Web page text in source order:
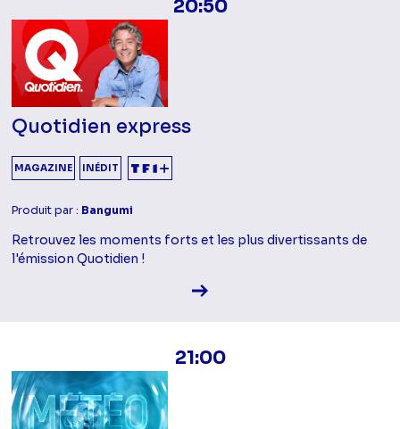
20:50
Quotidien express
MAGAZINE INÉDIT
Produit par : Bangumi
Retrouvez les moments forts et les plus divertissants de
l'émission Quotidien !
Voir la fiche diffusion
21:00